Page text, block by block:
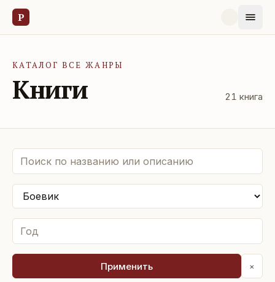
Р
КАТАЛОГ ВСЕ ЖАНРЫ
Книги 21 книга
Применить ×